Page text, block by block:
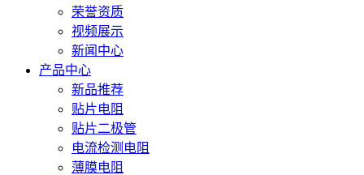
荣誉资质
视频展示
新闻中心
产品中心
新品推荐
贴片电阻
贴片二极管
电流检测电阻
薄膜电阻